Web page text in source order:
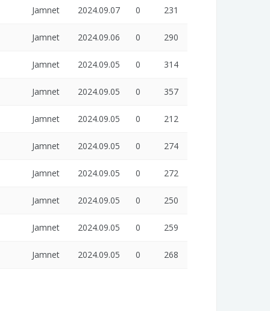
Jamnet 2024.09.07 0 231
Jamnet 2024.09.06 0 290
Jamnet 2024.09.05 0 314
Jamnet 2024.09.05 0 357
Jamnet 2024.09.05 0 212
Jamnet 2024.09.05 0 274
Jamnet 2024.09.05 0 272
Jamnet 2024.09.05 0 250
Jamnet 2024.09.05 0 259
Jamnet 2024.09.05 0 268